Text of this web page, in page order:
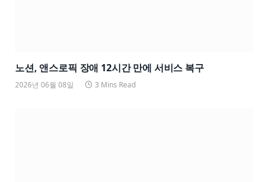
노션, 앤스로픽 장애 12시간 만에 서비스 복구
2026년 06월 08일 3 Mins Read